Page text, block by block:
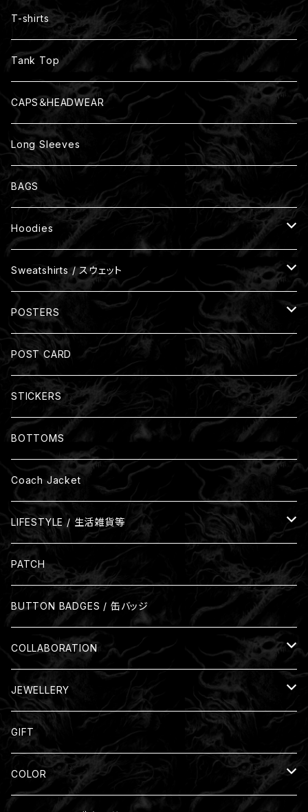
Size S
Size M
Size L
Size XL
Size XXL
Size XXXL
One Size
T-shirts
Tank Top
CAPS＆HEADWEAR
Long Sleeves
BAGS
Hoodies
裏パイル
裏起毛
Zip-up Hoodies
裏パイル
裏起毛
Sweatshirts / スウェット
裏パイル
裏起毛
POSTERS
Size: A3(297mm x 420mm)
Size: B3(364mm x 515mm)
POST CARD
STICKERS
BOTTOMS
Coach Jacket
LIFESTYLE / 生活雑貨等
Glass
Mug
PATCH
BUTTON BADGES / 缶バッジ
COLLABORATION
Nil:GRAVE
JEWELLERY
Silver Ring
GIFT
COLOR